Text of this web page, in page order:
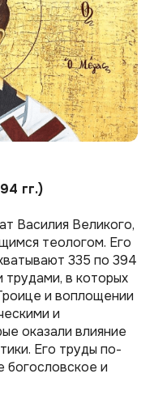
гг.)
Василия Великого,
теологом. Его
335 по 394
трудами, в которых
и воплощении
и
оказали влияние
Его труды по-
богословское и